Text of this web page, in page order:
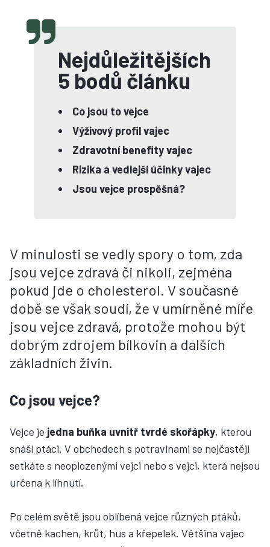
Nejdůležitějších
5 bodů článku
Co jsou to vejce
Výživový profil vajec
Zdravotní benefity vajec
Rizika a vedlejší účinky vajec
Jsou vejce prospěšná?
V minulosti se vedly spory o tom, zda
jsou vejce zdravá či nikoli, zejména
pokud jde o cholesterol. V současné
době se však soudí, že v umírněné míře
jsou vejce zdravá, protože mohou být
dobrým zdrojem bílkovin a dalších
základních živin.
Co jsou vejce?
Vejce je jedna buňka uvnitř tvrdé skořápky, kterou
snáší ptáci. V obchodech s potravinami se nejčastěji
setkáte s neoplozenými vejci nebo s vejci, která nejsou
určena k líhnutí.
Po celém světě jsou oblíbená vejce různých ptáků,
včetně kachen, krůt, hus a křepelek. Většina vajec